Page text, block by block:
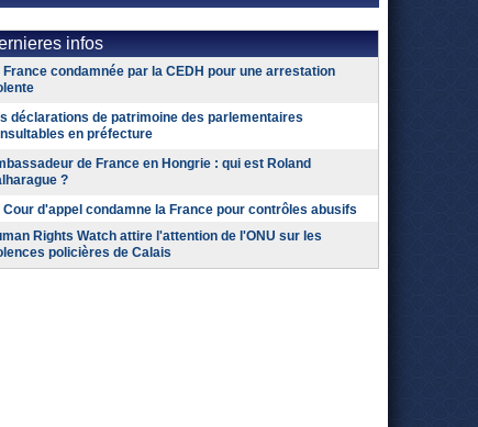
infos
France condamnée par la CEDH pour une arrestation
déclarations de patrimoine des parlementaires
en préfecture
de France en Hongrie : qui est Roland
?
Cour d'appel condamne la France pour contrôles abusifs
Rights Watch attire l'attention de l'ONU sur les
policières de Calais